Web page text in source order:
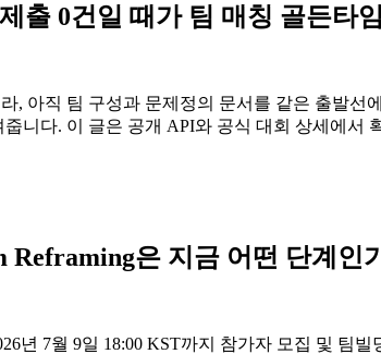
출 0건일 때가 팀 매칭 골든타
, 아직 팀 구성과 문제정의 문서를 같은 출발선
니다. 이 글은 공개 API와 공식 대회 상세에
Reframing은 지금 어떤 단계인
년 7월 9일 18:00 KST까지 참가자 모집 및